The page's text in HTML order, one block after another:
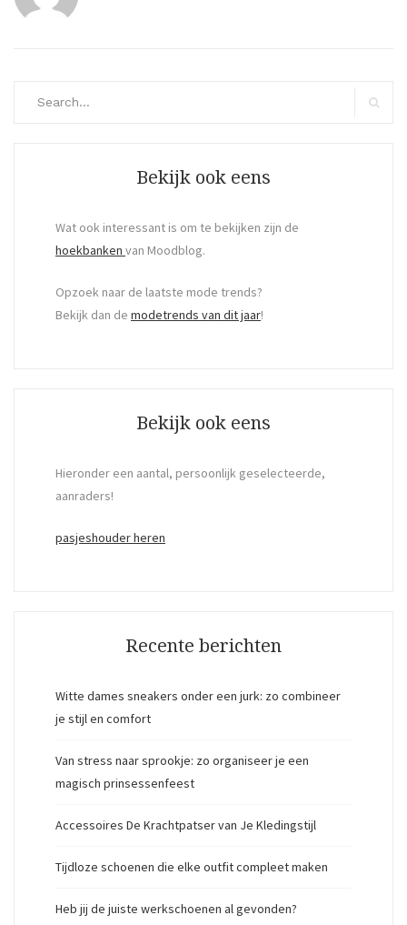
Bekijk ook eens
Wat ook interessant is om te bekijken zijn de
hoekbanken van Moodblog.
Opzoek naar de laatste mode trends?
Bekijk dan de modetrends van dit jaar!
Bekijk ook eens
Hieronder een aantal, persoonlijk geselecteerde,
aanraders!
pasjeshouder heren
Recente berichten
Witte dames sneakers onder een jurk: zo combineer
je stijl en comfort
Van stress naar sprookje: zo organiseer je een
magisch prinsessenfeest
Accessoires De Krachtpatser van Je Kledingstijl
Tijdloze schoenen die elke outfit compleet maken
Heb jij de juiste werkschoenen al gevonden?